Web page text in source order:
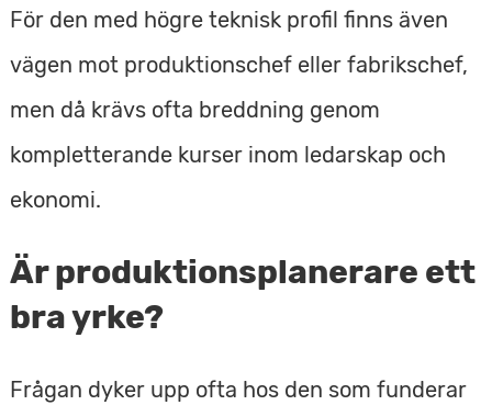
För den med högre teknisk profil finns även
vägen mot produktionschef eller fabrikschef,
men då krävs ofta breddning genom
kompletterande kurser inom ledarskap och
ekonomi.
Är produktionsplanerare ett
bra yrke?
Frågan dyker upp ofta hos den som funderar